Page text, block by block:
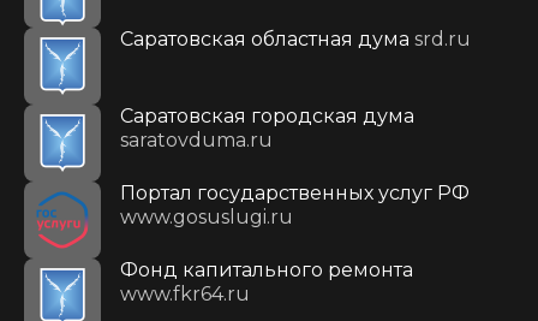
Саратовская областная дума srd.ru
Саратовская городская дума
saratovduma.ru
Портал государственных услуг РФ
www.gosuslugi.ru
Фонд капитального ремонта
www.fkr64.ru